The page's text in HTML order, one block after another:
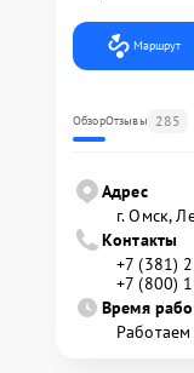
Маршрут
ОбзорОтзывы 285
Адрес
г. Омск,
Контакты
+7 (381)
+7 (800)
Время